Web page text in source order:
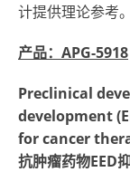
计提供理论参考。
产品：APG-5918
Preclinical
development
for cancer
抗肿瘤药物EED